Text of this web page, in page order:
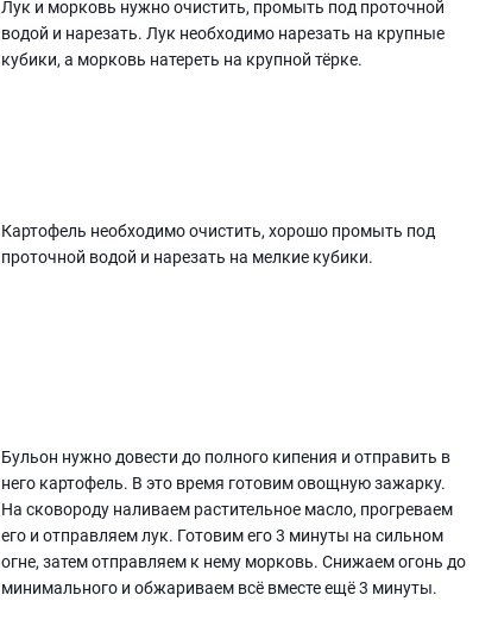
Лук и морковь нужно очистить, промыть под проточной
водой и нарезать. Лук необходимо нарезать на крупные
кубики, а морковь натереть на крупной тёрке.
Картофель необходимо очистить, хорошо промыть под
проточной водой и нарезать на мелкие кубики.
Бульон нужно довести до полного кипения и отправить в
него картофель. В это время готовим овощную зажарку.
На сковороду наливаем растительное масло, прогреваем
его и отправляем лук. Готовим его 3 минуты на сильном
огне, затем отправляем к нему морковь. Снижаем огонь до
минимального и обжариваем всё вместе ещё 3 минуты.